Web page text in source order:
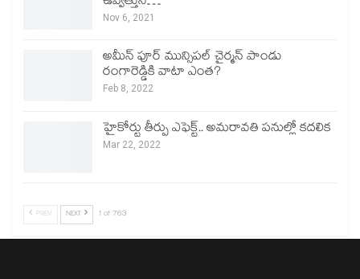
Nov 6, 2021
అమీన్ పూర్ మున్సిపల్ చైర్మన్ పాండు
రంగారెడ్డికి వాటా ఎంత?
Feb 8, 2022
హైకోర్టు తీర్పు ఎఫెక్ట్.. అమరావతి పనుల్లో కదలిక
Mar 22, 2022
PREV NEXT 1 of 763